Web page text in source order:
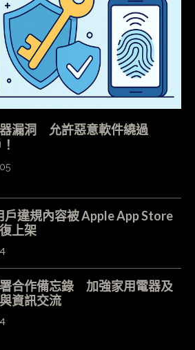
漏洞 允許惡意軟件繞過
戶違規內容被 Apple App Store
上架
合作備忘錄 加強家用電器及
資訊交流